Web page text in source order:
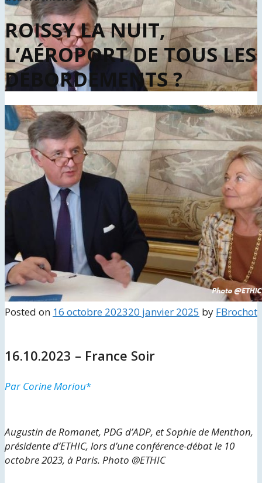
ROISSY LA NUIT,
L’AÉROPORT DE TOUS LES
DÉBORDEMENTS ?
Posted on 16 octobre 202320 janvier 2025 by FBrochot
16.10.2023 – France Soir
Par Corine Moriou*
Augustin de Romanet, PDG d’ADP, et Sophie de Menthon,
présidente d’ETHIC, lors d’une conférence-débat le 10
octobre 2023, à Paris. Photo @ETHIC